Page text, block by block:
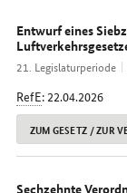
Entwurf eines
21. Legislaturperiode
RefE: 22.04.2026
ZUM GESETZ / ZUR
Sechzehnte